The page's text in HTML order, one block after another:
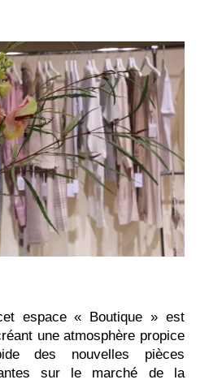
espace « Boutique » est
une atmosphère propice
des nouvelles pièces
sur le marché de la